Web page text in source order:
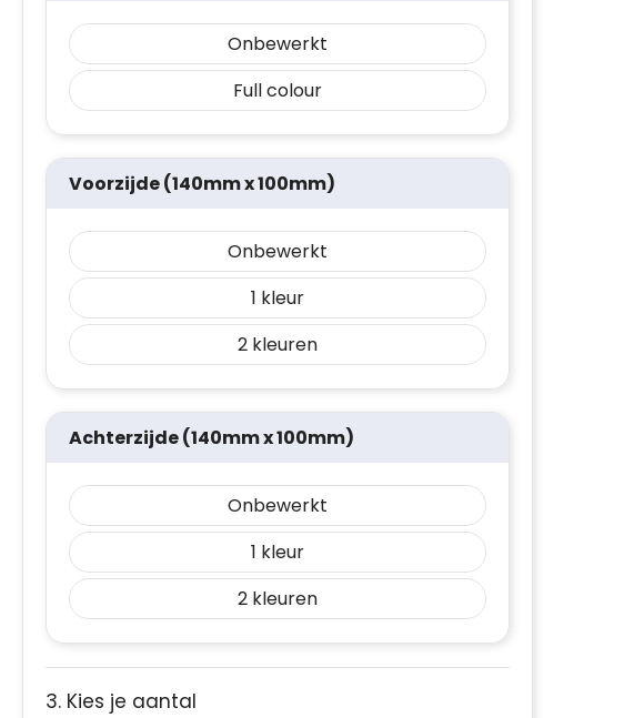
Onbewerkt
Full colour
Voorzijde (140mm x 100mm)
Onbewerkt
1
2
Achterzijde (140mm x 100mm)
Onbewerkt
1
2
3. Kies je aantal